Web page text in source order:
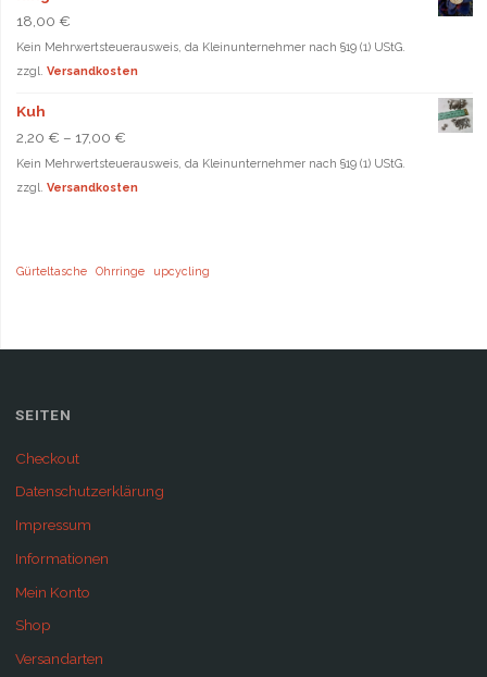
18,00 €
Kein Mehrwertsteuerausweis, da Kleinunternehmer nach §19 (1) UStG.
zzgl. Versandkosten
Kuh
2,20 € – 17,00 €
Kein Mehrwertsteuerausweis, da Kleinunternehmer nach §19 (1) UStG.
zzgl. Versandkosten
Gürteltasche Ohrringe upcycling
SEITEN
Checkout
Datenschutzerklärung
Impressum
Informationen
Mein Konto
Shop
Versandarten